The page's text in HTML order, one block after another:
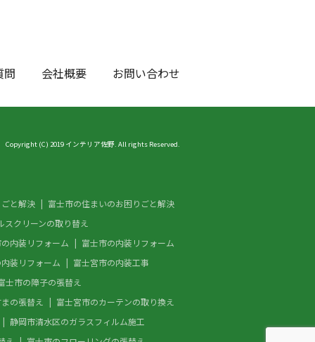
問 会社概要 お問い合わせ
Copyright (C) 2019 インテリア佐野. All rights Reserved.
と解決
富士市の住まいのお困りごと解決
スクリーンの取り替え
内装リフォーム
富士市の内装リフォーム
装リフォーム
富士宮市の内装工事
士市の障子の張替え
の張替え
富士宮市のカーテンの取り換え
静岡市清水区のガラスフィルム施工